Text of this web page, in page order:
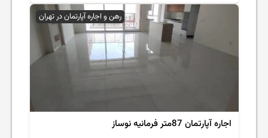
رهن و اجاره آپارتمان در تهران
اجاره آپارتمان 87متر فرمانیه نوساز